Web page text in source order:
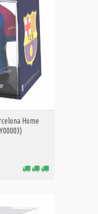
Home